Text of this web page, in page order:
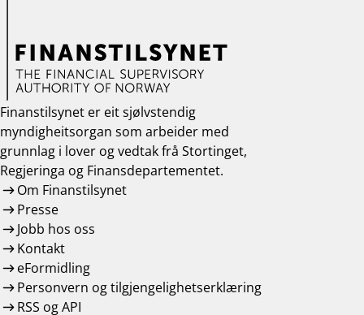
notifications_noneAbonner på nyhetsvarsel
Finanstilsynet er eit sjølvstendig
myndigheitsorgan som arbeider med
grunnlag i lover og vedtak frå Stortinget,
Regjeringa og Finansdepartementet.
Om Finanstilsynet
Presse
Jobb hos oss
Kontakt
eFormidling
Personvern og tilgjengelighetserklæring
RSS og API